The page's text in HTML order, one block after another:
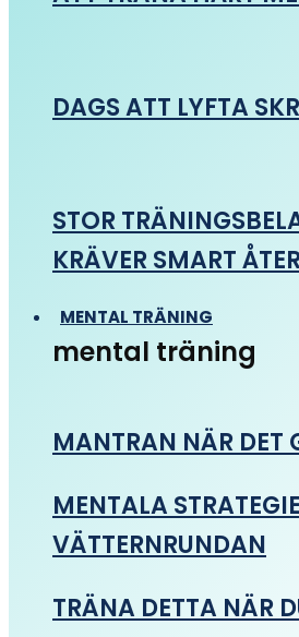
DAGS ATT LYFTA
STOR
KRÄVER SMART
MENTAL TRÄNING
mental träning
MANTRAN NÄR DET
MENTALA
VÄTTERNRUNDAN
TRÄNA DETTA NÄR